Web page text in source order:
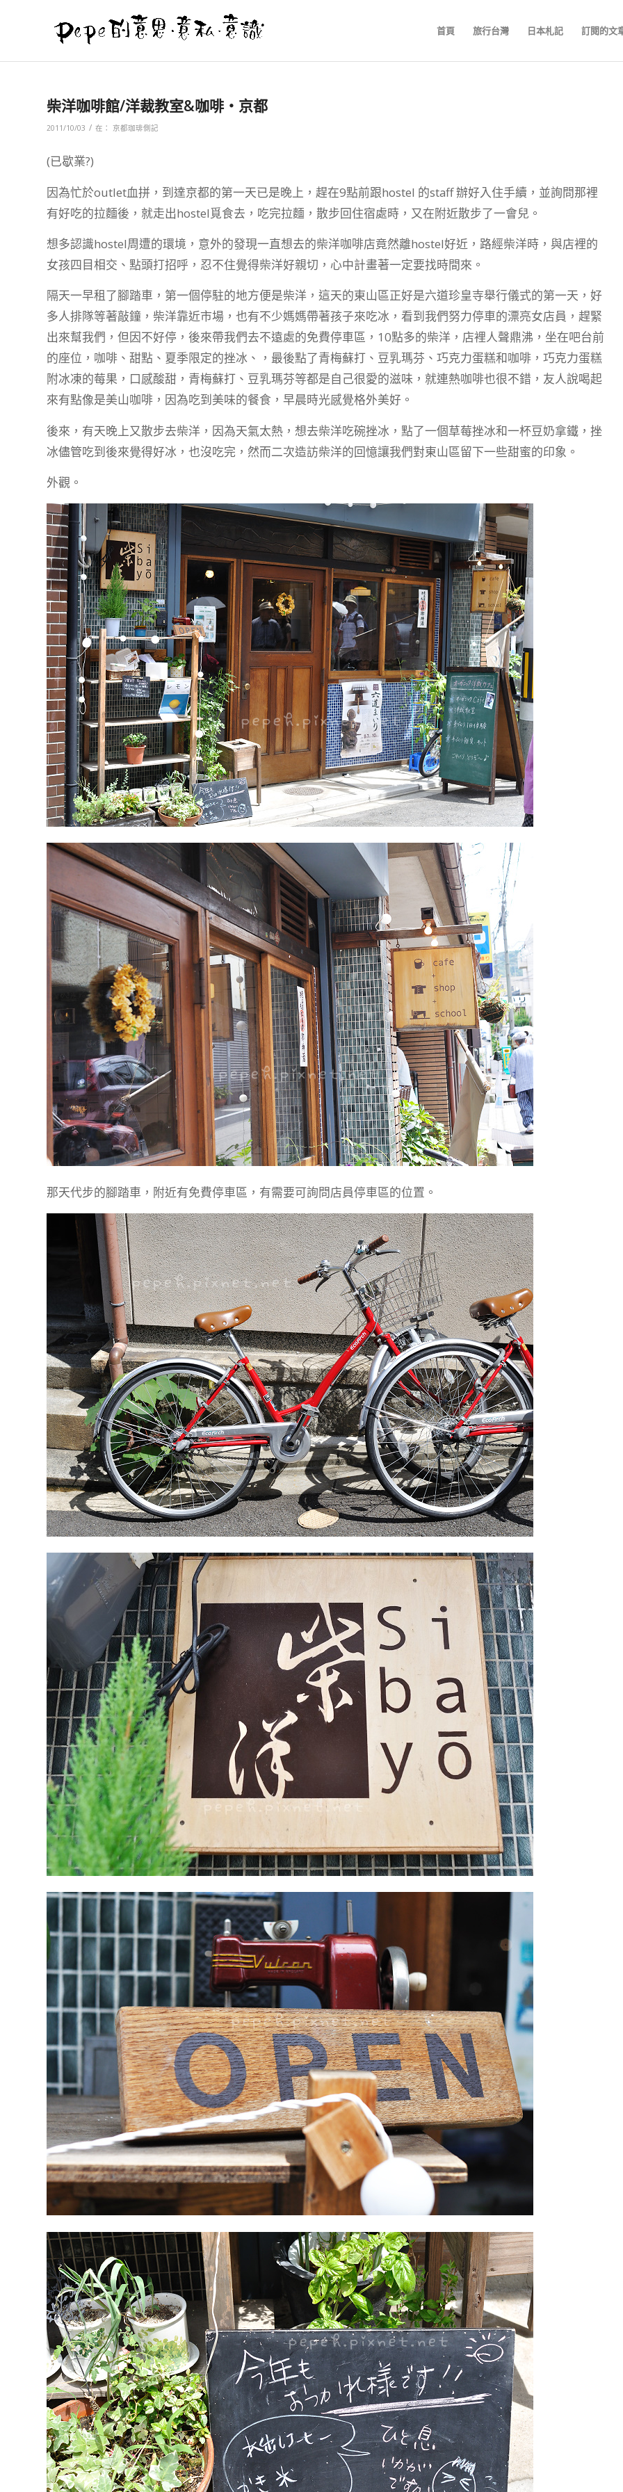
首頁 旅行台灣 日本札記 訂閱的文
柴洋咖啡館/洋裁教室&咖啡‧京都
2011/10/03 / 在： 京都珈琲側記
(已歇業?)
因為忙於outlet血拼，到達京都的第一天已是晚上，趕在9點前跟hostel 的staff 辦好入住手續，並詢問那裡
有好吃的拉麵後，就走出hostel覓食去，吃完拉麵，散步回住宿處時，又在附近散步了一會兒。
想多認識hostel周遭的環境，意外的發現一直想去的柴洋咖啡店竟然離hostel好近，路經柴洋時，與店裡的
女孩四目相交、點頭打招呼，忍不住覺得柴洋好親切，心中計畫著一定要找時間來。
隔天一早租了腳踏車，第一個停駐的地方便是柴洋，這天的東山區正好是六道珍皇寺舉行儀式的第一天，好
多人排隊等著敲鐘，柴洋靠近市場，也有不少媽媽帶著孩子來吃冰，看到我們努力停車的漂亮女店員，趕緊
出來幫我們，但因不好停，後來帶我們去不遠處的免費停車區，10點多的柴洋，店裡人聲鼎沸，坐在吧台前
的座位，咖啡、甜點、夏季限定的挫冰、，最後點了青梅蘇打、豆乳瑪芬、巧克力蛋糕和咖啡，巧克力蛋糕
附冰凍的莓果，口感酸甜，青梅蘇打、豆乳瑪芬等都是自己很愛的滋味，就連熱咖啡也很不錯，友人說喝起
來有點像是美山咖啡，因為吃到美味的餐食，早晨時光感覺格外美好。
後來，有天晚上又散步去柴洋，因為天氣太熱，想去柴洋吃碗挫冰，點了一個草莓挫冰和一杯豆奶拿鐵，挫
冰儘管吃到後來覺得好冰，也沒吃完，然而二次造訪柴洋的回憶讓我們對東山區留下一些甜蜜的印象。
外觀。
那天代步的腳踏車，附近有免費停車區，有需要可詢問店員停車區的位置。